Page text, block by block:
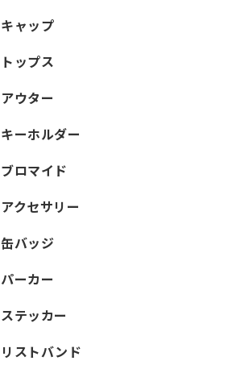
キャップ
トップス
アウター
キーホルダー
ブロマイド
アクセサリー
缶バッジ
パーカー
ステッカー
リストバンド